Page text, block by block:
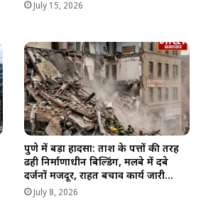
July 15, 2026
पुणे में बड़ा हादसा: ताश के पत्तों की तरह
ढही निर्माणाधीन बिल्डिंग, मलबे में दबे
दर्जनों मजदूर, राहत बचाव कार्य जारी…
July 8, 2026